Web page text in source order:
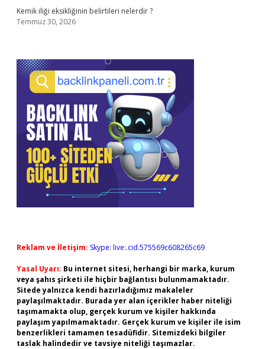
Kemik iliği eksikliğinin belirtileri nelerdir ?
Temmuz 30, 2026
Reklam ve İletişim: Skype: live:.cid.575569c608265c69
Yasal Uyarı: Bu internet sitesi, herhangi bir marka, kurum
veya şahıs şirketi ile hiçbir bağlantısı bulunmamaktadır.
Sitede yalnızca kendi hazırladığımız makaleler
paylaşılmaktadır. Burada yer alan içerikler haber niteliği
taşımamakta olup, gerçek kurum ve kişiler hakkında
paylaşım yapılmamaktadır. Gerçek kurum ve kişiler ile isim
benzerlikleri tamamen tesadüfidir. Sitemizdeki bilgiler
taslak halindedir ve tavsiye niteliği taşımazlar.